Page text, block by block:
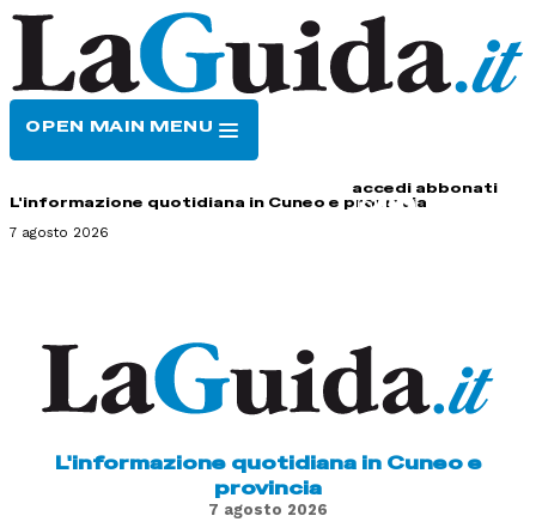
OPEN MAIN MENU
accedi abbonati
L'informazione quotidiana in Cuneo e provincia
7 agosto 2026
L'informazione quotidiana in Cuneo e
provincia
7 agosto 2026